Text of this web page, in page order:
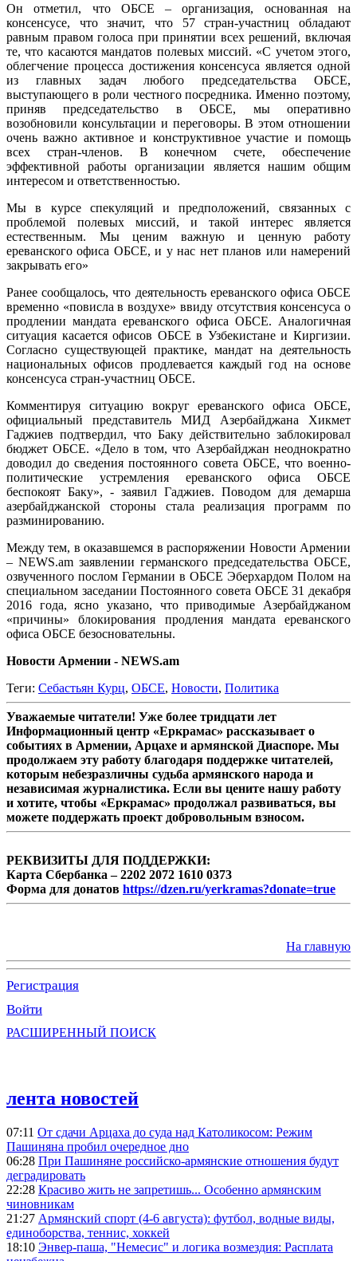
Он отметил, что ОБСЕ – организация, основанная на
консенсусе, что значит, что 57 стран-участниц обладают
равным правом голоса при принятии всех решений, включая
те, что касаются мандатов полевых миссий. «С учетом этого,
облегчение процесса достижения консенсуса является одной
из главных задач любого председательства ОБСЕ,
выступающего в роли честного посредника. Именно поэтому,
приняв председательство в ОБСЕ, мы оперативно
возобновили консультации и переговоры. В этом отношении
очень важно активное и конструктивное участие и помощь
всех стран-членов. В конечном счете, обеспечение
эффективной работы организации является нашим общим
интересом и ответственностью.
Мы в курсе спекуляций и предположений, связанных с
проблемой полевых миссий, и такой интерес является
естественным. Мы ценим важную и ценную работу
ереванского офиса ОБСЕ, и у нас нет планов или намерений
закрывать его»
Ранее сообщалось, что деятельность ереванского офиса ОБСЕ
временно «повисла в воздухе» ввиду отсутствия консенсуса о
продлении мандата ереванского офиса ОБСЕ. Аналогичная
ситуация касается офисов ОБСЕ в Узбекистане и Киргизии.
Согласно существующей практике, мандат на деятельность
национальных офисов продлевается каждый год на основе
консенсуса стран-участниц ОБСЕ.
Комментируя ситуацию вокруг ереванского офиса ОБСЕ,
официальный представитель МИД Азербайджана Хикмет
Гаджиев подтвердил, что Баку действительно заблокировал
бюджет ОБСЕ. «Дело в том, что Азербайджан неоднократно
доводил до сведения постоянного совета ОБСЕ, что военно-
политические устремления ереванского офиса ОБСЕ
беспокоят Баку», - заявил Гаджиев. Поводом для демарша
азербайджанской стороны стала реализация программ по
разминированию.
Между тем, в оказавшемся в распоряжении Новости Армении
– NEWS.am заявлении германского председательства ОБСЕ,
озвученного послом Германии в ОБСЕ Эберхардом Полом на
специальном заседании Постоянного совета ОБСЕ 31 декабря
2016 года, ясно указано, что приводимые Азербайджаном
«причины» блокирования продления мандата ереванского
офиса ОБСЕ безосновательны.
Новости Армении - NEWS.am
Теги: Себастьян Курц, ОБСЕ, Новости, Политика
Уважаемые читатели! Уже более тридцати лет
Информационный центр «Еркрамас» рассказывает о
событиях в Армении, Арцахе и армянской Диаспоре. Мы
продолжаем эту работу благодаря поддержке читателей,
которым небезразличны судьба армянского народа и
независимая журналистика. Если вы цените нашу работу
и хотите, чтобы «Еркрамас» продолжал развиваться, вы
можете поддержать проект добровольным взносом.
РЕКВИЗИТЫ ДЛЯ ПОДДЕРЖКИ:
Карта Сбербанка – 2202 2072 1610 0373
Форма для донатов https://dzen.ru/yerkramas?donate=true
На главную
Регистрация
Войти
РАСШИРЕННЫЙ ПОИСК
лента новостей
07:11 От сдачи Арцаха до суда над Католикосом: Режим
Пашиняна пробил очередное дно
06:28 При Пашиняне российско-армянские отношения будут
деградировать
22:28 Красиво жить не запретишь... Особенно армянским
чиновникам
21:27 Армянский спорт (4-6 августа): футбол, водные виды,
единоборства, теннис, хоккей
18:10 Энвер-паша, "Немесис" и логика возмездия: Расплата